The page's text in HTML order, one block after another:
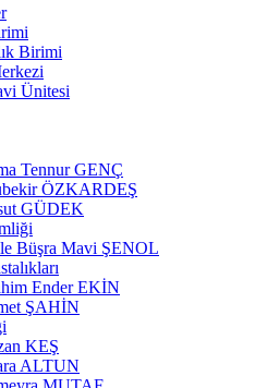
Birimi
Ünitesi
Tennur GENÇ
ÖZKARDEŞ
GÜDEK
Büşra Mavi ŞENOL
Ender EKİN
ŞAHİN
KEŞ
ALTUN